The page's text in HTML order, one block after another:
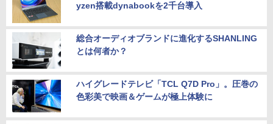
yzen搭載dynabookを2千台導入
総合オーディオブランドに進化するSHANLING
とは何者か？
ハイグレードテレビ「TCL Q7D Pro」。圧巻の
色彩美で映画＆ゲームが極上体験に